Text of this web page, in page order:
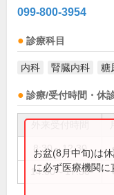
099-800-3954
診療科目
内科 腎臓内科 糖
診療/受付時間・休
8:30～12:30
14:00～17:30
お盆(8月中旬)は
に必ず医療機関に